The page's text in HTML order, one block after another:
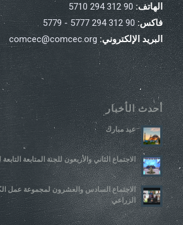
الهاتف:90 312 294 5710
فاكس:90 312 294 5777 - 5779
البريد الإلكتروني: comcec@comcec.org
أحدث الأخبار
عيد مبارك
الاجتماع الثاني والأربعون للجنة المتابعة
الاجتماع السادس والعشرون لمجموعة عمل
الزراعي